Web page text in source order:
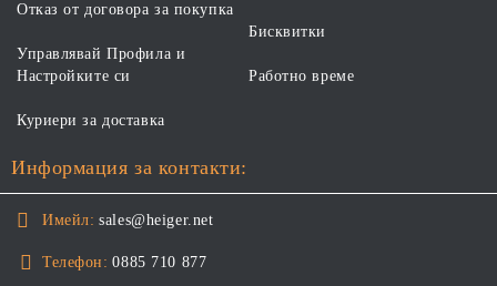
Отказ от договора за покупка
Управлявай Профила и
Настройките си
Бисквитки
Работно време
Куриери за доставка
Информация за контакти:
Имейл: sales@heiger.net
Телефон: 0885 710 877